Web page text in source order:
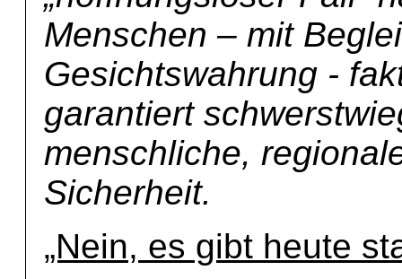
Menschen – mit
Gesichtswahrung -
garantiert
menschliche,
Sicherheit.
„Nein, es gibt heute